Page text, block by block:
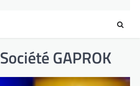
Société GAPROK